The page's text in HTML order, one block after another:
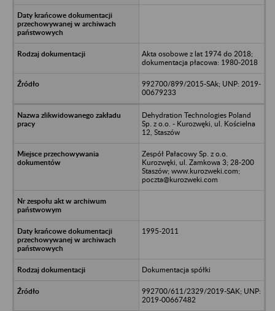
Akta osobowe z lat 1974 do 2018;
dokumentacja płacowa: 1980-2018
992700/899/2015-SAk; UNP: 2019-
00679233
Dehydration Technologies Poland
Sp. z o.o. - Kurozwęki, ul. Kościelna
12, Staszów
Zespół Pałacowy Sp. z o.o.
Kurozwęki, ul. Zamkowa 3; 28-200
Staszów; www.kurozweki.com;
poczta@kurozweki.com
1995-2011
Dokumentacja spółki
992700/611/2329/2019-SAK; UNP:
2019-00667482